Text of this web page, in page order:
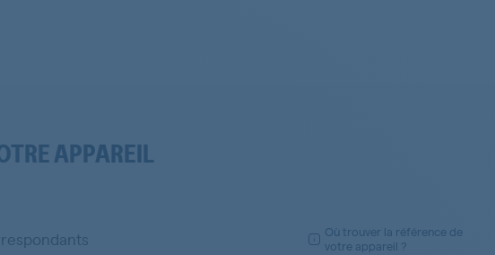
APPAREIL
Où trouver la référence de
votre appareil ?